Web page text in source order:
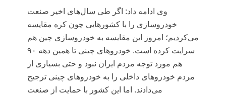
وی ادامه داد: اگر طی سال‌های اخیر صنعت
خودروسازی را با کشورهایی چون کره مقایسه
می‌کردیم؛ امروز این مقایسه به خودروسازی چین هم
سرایت کرده است. خودروهای چینی تا همین دهه ۹۰
هم مورد توجه مردم ایران نبود و حتی بسیاری از
مردم خودروهای داخلی را به خودروهای چینی ترجیح
می‌دادند. اما این کشور با حمایت از صنعت